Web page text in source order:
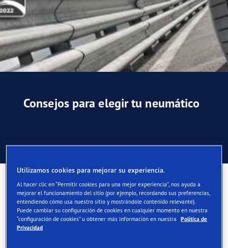
Consejos para elegir tu neumático
Comparativas de neumáticos
Comparativas de neumáticos
En Goodyear recurrimos frecuentemente a organismos de
pruebas independientes, revistas y clubes
automovilísticos.
Utilizamos cookies para mejorar su experiencia.
Al hacer clic en “Permitir cookies para una mejor experiencia”, nos ayuda a
mejorar el funcionamiento del sitio (por ejemplo, recordando sus preferencias,
entendiendo cómo usa nuestro sitio y mostrándole contenido relevante).
Puede cambiar su configuración de cookies en cualquier momento en nuestra
“configuración de cookies” u obtener más información en nuestra
Política de
Privacidad